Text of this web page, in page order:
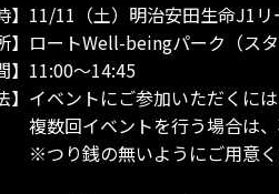
】11/11（土）明治安田生命J1
】ロートWell-beingパーク（スタ
】11:00～14:45
】イベントにご参加いただくに
ベントを行う場合は、再度
の無いようにご用意くだ